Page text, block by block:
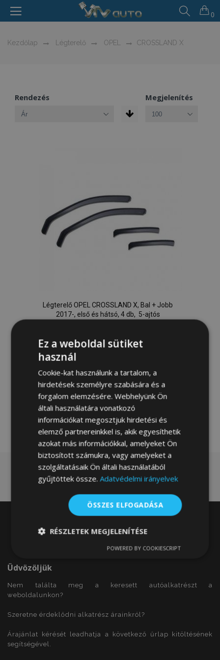
0
Kezdőlap Légterelő OPEL CROSSLAND X
Rendezés Megjelenítés
Légterelő OPEL CROSSLAND X, Bal + Jobb
2017-, első és hátsó, 4 db, 5-ajtós
Hozzáadás
a
kívánságlistához
Üdvözöljük
Nem találta meg a keresett autóalkatrészt a
weboldalunkon?
Szeretne érdeklődni alkatrész árainkról?
Árajánlat kérését leadhatja a következő űrlap kitöltésének
segítségével.
Ez a weboldal sütiket
használ
Cookie-kat használunk a tartalom, a
hirdetések személyre szabására és a
forgalom elemzésére. Webhelyünk Ön
általi használatára vonatkozó
információkat megosztjuk hirdetési és
elemző partnereinkkel is, akik egyesíthetik
azokat más információkkal, amelyeket Ön
biztosított számukra, vagy amelyeket a
szolgáltatásaik Ön általi használatából
gyűjtöttek össze.Adatvédelmi irányelvek
ÖSSZES ELFOGADÁSA
RÉSZLETEK MEGJELENÍTÉSE
Elengedhetetlenül
Teljesítmény
POWERED BY COOKIESCRIPT